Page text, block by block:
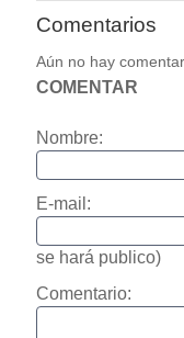
Comentarios
Aún no hay
COMENTAR
Nombre:
E-mail:
se hará publico)
Comentario: